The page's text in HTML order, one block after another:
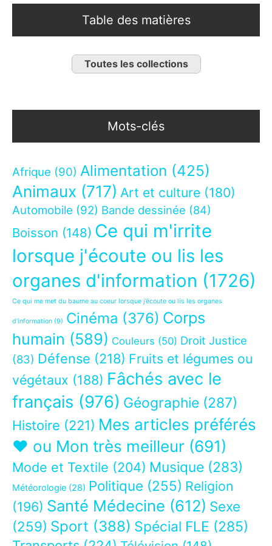
Table des matières
Toutes les collections
Mots-clés
Afrique (90) Alimentation (425)
Animaux (717) Art et culture (180)
Automobile (92) Bande dessinée (84)
Boisson (148) Ce qui m'irrite
lorsque j'écoute ou lis les
organes d'information (1726)
Ce qui me met du baume au coeur lorsque j’écoute ou lis les organes
d’information (9) Cinéma (376) Corps
humain (589) Couleurs (50) Droit Justice
(83) Défense (218) Fruits et légumes ou
végétaux (188) Fâchés avec le
français (976) Géographie (287)
Histoire (221) Mes articles préférés
❤ ou Mon très meilleur (691)
Mode et Textile (204) Musique (283)
Météorologie (28) Politique (255) Religion
(196) Santé Médecine (612) Sexe
(259) Sport (388) Spécial FLE (285)